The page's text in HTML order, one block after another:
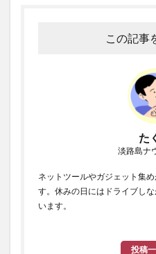
この記事
た
淡路島ナ
ネットツールやガジェット集
す。休みの日にはドライブし
います。
投稿